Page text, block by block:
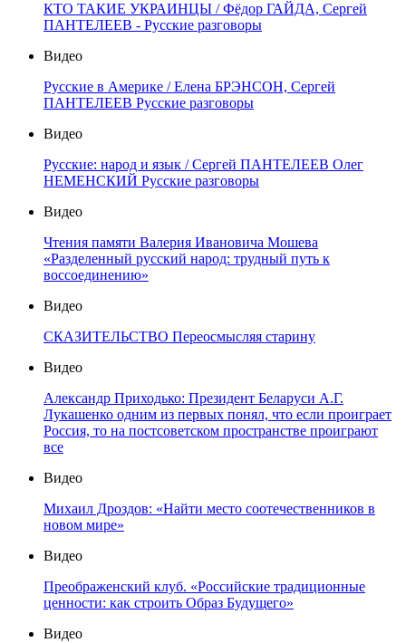
КТО ТАКИЕ УКРАИНЦЫ / Фёдор ГАЙДА, Сергей
ПАНТЕЛЕЕВ - Русские разговоры
Видео
Русские в Америке / Елена БРЭНСОН, Сергей
ПАНТЕЛЕЕВ Русские разговоры
Видео
Русские: народ и язык / Сергей ПАНТЕЛЕЕВ Олег
НЕМЕНСКИЙ Русские разговоры
Видео
Чтения памяти Валерия Ивановича Мошева
«Разделенный русский народ: трудный путь к
воссоединению»
Видео
СКАЗИТЕЛЬСТВО Переосмысляя старину
Видео
Александр Приходько: Президент Беларуси А.Г.
Лукашенко одним из первых понял, что если проиграет
Россия, то на постсоветском пространстве проиграют
все
Видео
Михаил Дроздов: «Найти место соотечественников в
новом мире»
Видео
Преображенский клуб. «Российские традиционные
ценности: как строить Образ Будущего»
Видео